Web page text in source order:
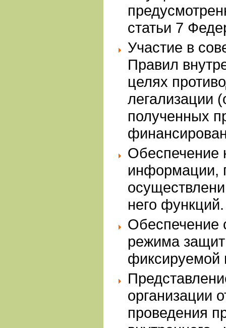
статьи 7
Участие в
Правил
целях
легализации
полученных
Обеспечение
информации,
него функций.
Обеспечение
режима
организации
проведения